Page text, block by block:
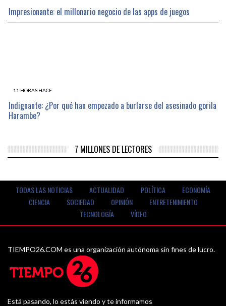
Impresionante: el millonario negocio de las apps de juegos
11 HORAS HACE
Indignante: ¿Por qué han empezado a burlarse del asesinado gorila
Harambe?
7 MILLONES DE LECTORES
TODAS LAS NOTICIAS ACTUALIDAD POLÍTICA
ECONOMÍA
CIENCIA
SOCIEDAD OPINIÓN
ENTRETENIMIENTO
TECNOLOGÍA
VÍDEO
TIEMPO26.COM es una organización autónoma sin fines de lucro.
Está pasando, lo estás viendo y te informamos